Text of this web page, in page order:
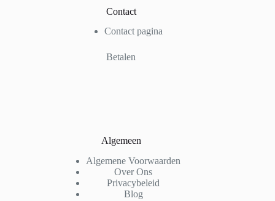
Contact
Contact pagina
Betalen
Algemeen
Algemene Voorwaarden
Over Ons
Privacybeleid
Blog